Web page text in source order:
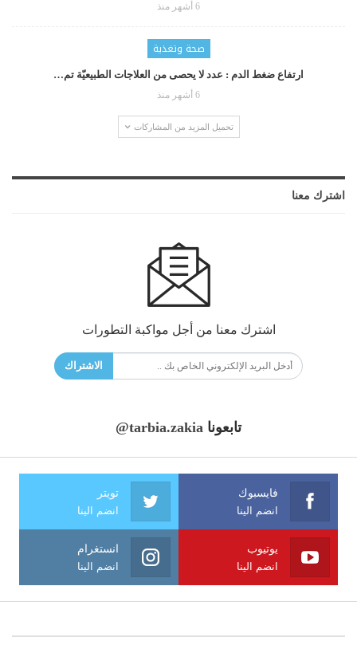
6 أشهر منذ
صحة وتغذية
ارتفاع ضغط الدم : عدد لا يحصى من العلاجات الطبيعيّة تم…
6 أشهر منذ
تحميل المزيد من المشاركات
اشترك معنا
اشترك معنا من أجل مواكبة التطورات
الاشتراك
تابعونا @tarbia.zakia
فايسبوك
انضم الينا
تويتر
انضم الينا
يوتيوب
انضم الينا
انستغرام
انضم الينا